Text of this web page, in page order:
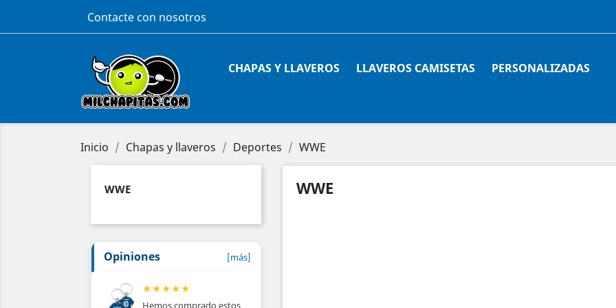
Contacte con nosotros
CHAPAS Y LLAVEROS LLAVEROS CAMISETAS PERSONALIZADAS
Inicio Chapas y llaveros Deportes WWE
WWE
Opiniones [más]
★★★★★
Hemos comprado estos
WWE